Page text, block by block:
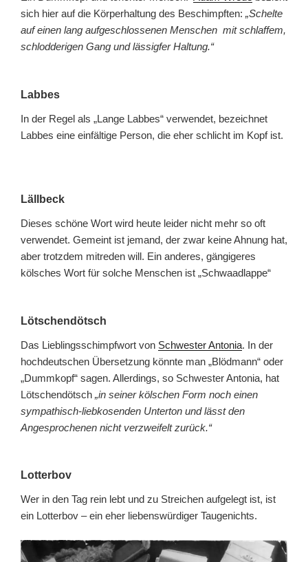
sich hier auf die Körperhaltung des Beschimpften: „Schelte
auf einen lang aufgeschlossenen Menschen mit schlaffem,
schlodderigen Gang und lässigfer Haltung.“
Labbes
In der Regel als „Lange Labbes“ verwendet, bezeichnet
Labbes eine einfältige Person, die eher schlicht im Kopf ist.
Lällbeck
Dieses schöne Wort wird heute leider nicht mehr so oft
verwendet. Gemeint ist jemand, der zwar keine Ahnung hat,
aber trotzdem mitreden will. Ein anderes, gängigeres
kölsches Wort für solche Menschen ist „Schwaadlappe“
Lötschendötsch
Das Lieblingsschimpfwort von Schwester Antonia. In der
hochdeutschen Übersetzung könnte man „Blödmann“ oder
„Dummkopf“ sagen. Allerdings, so Schwester Antonia, hat
Lötschendötsch „in seiner kölschen Form noch einen
sympathisch-liebkosenden Unterton und lässt den
Angesprochenen nicht verzweifelt zurück.“
Lotterbov
Wer in den Tag rein lebt und zu Streichen aufgelegt ist, ist
ein Lotterbov – ein eher liebenswürdiger Taugenichts.